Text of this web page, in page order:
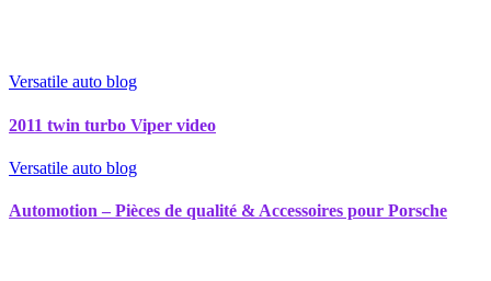
Versatile auto blog
2011 twin turbo Viper video
Versatile auto blog
Automotion – Pièces de qualité & Accessoires pour Porsche